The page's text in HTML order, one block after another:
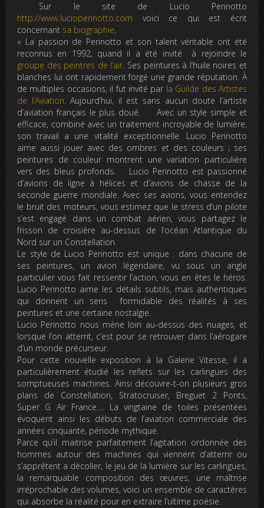
Sur le site de Lucio Perinotto
http://www.lucioperinotto.com voici ce qui est écrit
concernant sa biographie,
« La passion de Perinotto et son talent véritable ont été
reconnus en 1992, quand il a été invité à rejoindre le
groupe des peintres de l’air. Ses peintures à l’huile noires et
blanches lui ont rapidement forgé une grande réputation. À
de multiples occasions, il fut invité par la Guilde des Artistes
de l’Aviation. Aujourd’hui, il est sans aucun doute l’artiste
d’aviation français le plus doué. Avec un style simple et
efficace, combiné avec un traitement incroyable de lumière,
son travail a une vitalité exceptionnelle. Lucio Perinotto
aime aussi jouer avec des ombres et des couleurs ; ses
peintures de couleur montrent une variation particulière
vers des bleus profonds. Lucio Perinotto est passionné
d’avions de ligne à hélices et d’avions de chasse de la
seconde guerre mondiale. Avec ses avions, vous entendez
le bruit des moteurs, vous estimez que le stress d’un pilote
s’est engagé dans un combat aérien, vous partagez le
frisson de croisière au-dessus de l’océan Atlantique du
Nord sur un Constellation.
Le style de Lucio Perinotto est unique : dans chacune de
ses peintures, un avion légendaire, vu sous un angle
particulier vous fait ressentir l’action, vous en êtes le héros.
Lucio Perinotto aime les détails subtils, mais authentiques
qui donnent un sens formidable des réalités à ses
peintures et une certaine nostalgie.
Lucio Perinotto nous mène loin au-dessus des nuages, et
lorsque l’on atterrit, c’est pour se retrouver dans l’aérogare
d’un monde précurseur.
Pour cette nouvelle exposition à la Galerie Vitesse, il a
particulièrement étudié les reflets sur les carlingues des
somptueuses machines. Ainsi découvre-t-on plusieurs gros
plans de Constellation, Stratocruiser, Breguet 2 Ponts,
Super G Air France…. La vingtaine de toiles présentées
évoquent ainsi les débuts de l’aviation commerciale des
années cinquante, période mythique.
Parce qu’il maitrise parfaitement l’agitation ordonnée des
hommes autour des machines qui viennent d’atterrir ou
s’apprêtent a décoller, le jeu de la lumière sur les carlingues,
la remarquable composition des œuvres, une maîtrise
irréprochable des volumes, voici un ensemble de caractères
qui absorbe la réalité pour en extraire l’ultime poésie.